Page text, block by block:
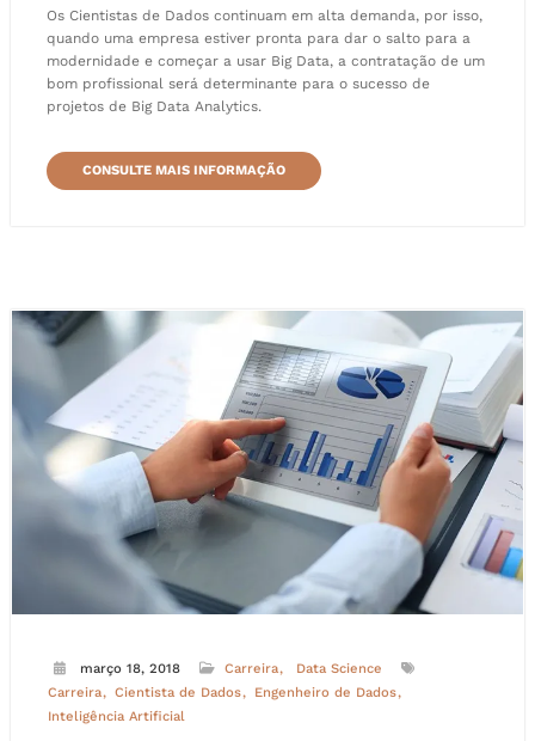
Os Cientistas de Dados continuam em alta demanda, por isso,
quando uma empresa estiver pronta para dar o salto para a
modernidade e começar a usar Big Data, a contratação de um
bom profissional será determinante para o sucesso de
projetos de Big Data Analytics.
CONSULTE MAIS INFORMAÇÃO
março 18, 2018 Carreira
Data Science
Carreira
Cientista de Dados
Engenheiro de Dados
Inteligência Artificial